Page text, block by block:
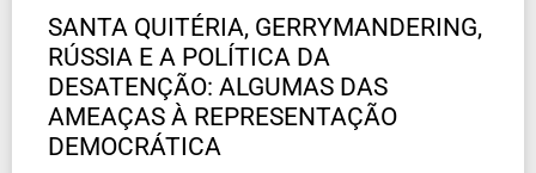
SANTA QUITÉRIA, GERRYMANDERING,
RÚSSIA E A POLÍTICA DA
DESATENÇÃO: ALGUMAS DAS
AMEAÇAS À REPRESENTAÇÃO
DEMOCRÁTICA